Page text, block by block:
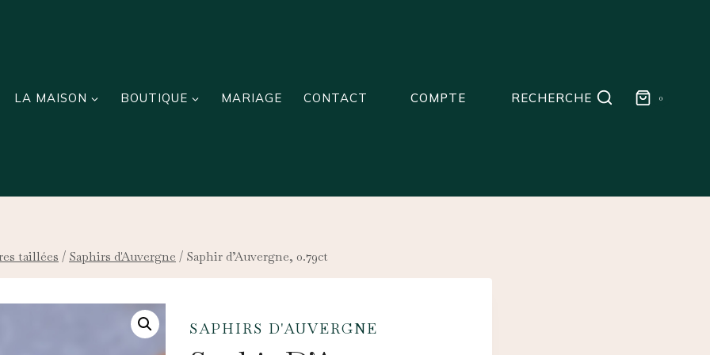
LA MAISON BOUTIQUE MARIAGE CONTACT COMPTE RECHERCHE 0
taillées / Saphirs d'Auvergne / Saphir d’Auvergne, 0.79ct
SAPHIRS D'AUVERGNE